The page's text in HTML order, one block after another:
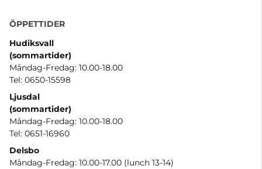
ÖPPETTIDER
Hudiksvall
(sommartider)
Måndag-Fredag: 10.00-18.00
Tel: 0650-15598
Ljusdal
(sommartider)
Måndag-Fredag: 10.00-18.00
Tel: 0651-16960
Delsbo
Måndag-Fredag: 10.00-17.00 (lunch 13-14)